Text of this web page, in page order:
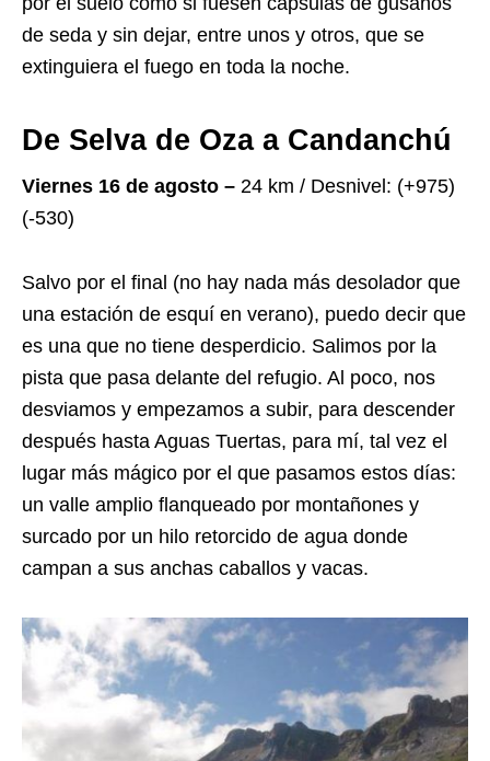
de seda y sin dejar, entre unos y otros, que se
extinguiera el fuego en toda la noche.
De Selva de Oza a Candanchú
Viernes 16 de agosto – 24 km / Desnivel: (+975)
(-530)
Salvo por el final (no hay nada más desolador que
una estación de esquí en verano), puedo decir que
es una que no tiene desperdicio. Salimos por la
pista que pasa delante del refugio. Al poco, nos
desviamos y empezamos a subir, para descender
después hasta Aguas Tuertas, para mí, tal vez el
lugar más mágico por el que pasamos estos días:
un valle amplio flanqueado por montañones y
surcado por un hilo retorcido de agua donde
campan a sus anchas caballos y vacas.